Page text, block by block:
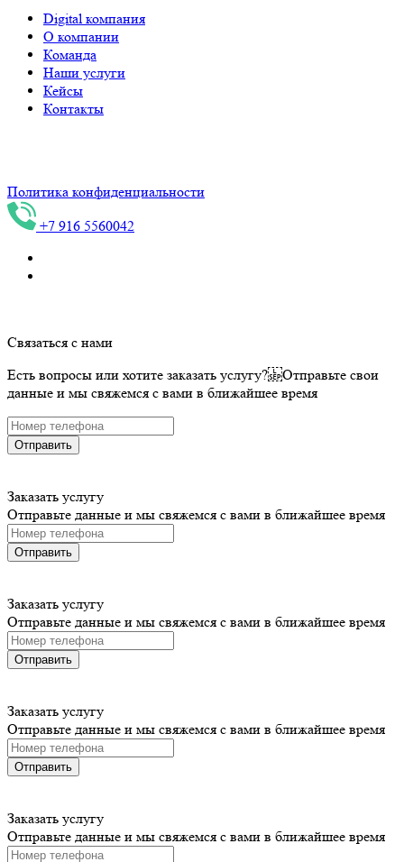
Digital компания
О компании
Команда
Наши услуги
Кейсы
Контакты
Политика конфиденциальности
+7 916 5560042
Связаться с нами
Есть вопросы или хотите заказать услугу? Отправьте свои
данные и мы свяжемся с вами в ближайшее время
Отправить
Заказать услугу
Отправьте данные и мы свяжемся с вами в ближайшее время
Отправить
Заказать услугу
Отправьте данные и мы свяжемся с вами в ближайшее время
Отправить
Заказать услугу
Отправьте данные и мы свяжемся с вами в ближайшее время
Отправить
Заказать услугу
Отправьте данные и мы свяжемся с вами в ближайшее время